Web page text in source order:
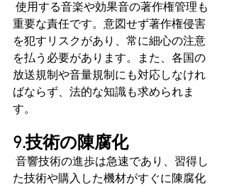
重要な責任です。意図せず著作権侵害
を犯すリスクがあり、常に細心の注意
を払う必要があります。また、各国の
放送規制や音量規制にも対応しなけれ
ばならず、法的な知識も求められま
す。
9.技術の陳腐化
た技術や購入した機材がすぐに陳腐化